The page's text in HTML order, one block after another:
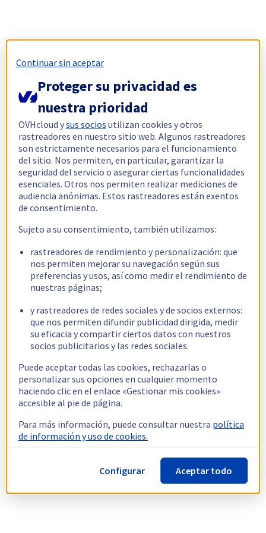
Continuar sin aceptar
Proteger su privacidad es
nuestra prioridad
OVHcloud ysus socios utilizan cookies y otros
rastreadores en nuestro sitio web. Algunos rastreadores
son estrictamente necesarios para el funcionamiento
del sitio. Nos permiten, en particular, garantizar la
seguridad del servicio o asegurar ciertas funcionalidades
esenciales. Otros nos permiten realizar mediciones de
audiencia anónimas. Estos rastreadores están exentos
de consentimiento.
Sujeto a su consentimiento, también utilizamos:
rastreadores de rendimiento y personalización: que
nos permiten mejorar su navegación según sus
preferencias y usos, así como medir el rendimiento de
nuestras páginas;
y rastreadores de redes sociales y de socios externos:
que nos permiten difundir publicidad dirigida, medir
su eficacia y compartir ciertos datos con nuestros
socios publicitarios y las redes sociales.
Puede aceptar todas las cookies, rechazarlas o
personalizar sus opciones en cualquier momento
haciendo clic en el enlace «Gestionar mis cookies»
accesible al pie de página.
Para más información, puede consultar nuestra política
de información y uso de cookies.
Configurar Aceptar todo